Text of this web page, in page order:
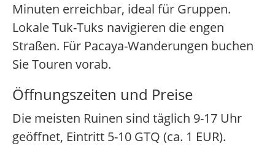
Minuten erreichbar, ideal für Gruppen.
Lokale Tuk-Tuks navigieren die engen
Straßen. Für Pacaya-Wanderungen buchen
Sie Touren vorab.
Öffnungszeiten und Preise
Die meisten Ruinen sind täglich 9-17 Uhr
geöffnet, Eintritt 5-10 GTQ (ca. 1 EUR).